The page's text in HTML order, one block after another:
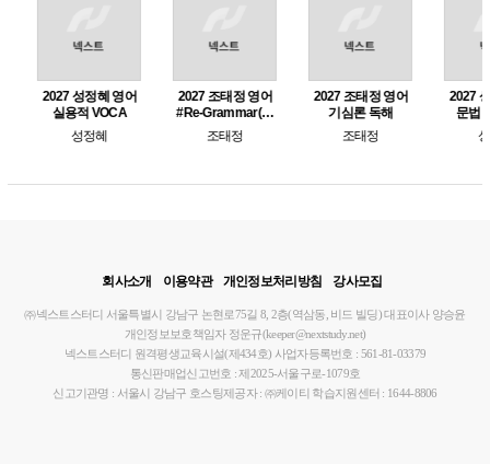
2027 조태정 영어
#Re-Grammar(리
그래머) 합격문법
125
조태정
2027 조태정 영어
기심론 독해
조태정
2027 성정혜 영어
문법 SAB 전략
성정혜
2027 조
공무원
조
회사소개 이용약관 개인정보처리방침 강사모집
㈜넥스트스터디 서울특별시 강남구 논현로75길 8, 2층(역삼동, 비드 빌딩)대표이사 양승윤
개인정보보호책임자 정운규(keeper@nextstudy.net)
넥스트스터디 원격평생교육시설(제434호) 사업자등록번호 : 561-81-03379
통신판매업신고번호 : 제2025-서울구로-1079호
신고기관명 : 서울시 강남구 호스팅제공자 : ㈜케이티 학습지원센터 : 1644-8806